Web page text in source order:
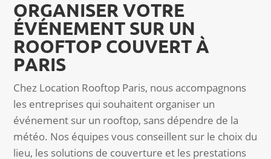
ORGANISER VOTRE
ÉVÉNEMENT SUR UN
ROOFTOP COUVERT À
PARIS
Chez Location Rooftop Paris, nous accompagnons
les entreprises qui souhaitent organiser un
événement sur un rooftop, sans dépendre de la
météo. Nos équipes vous conseillent sur le choix du
lieu, les solutions de couverture et les prestations